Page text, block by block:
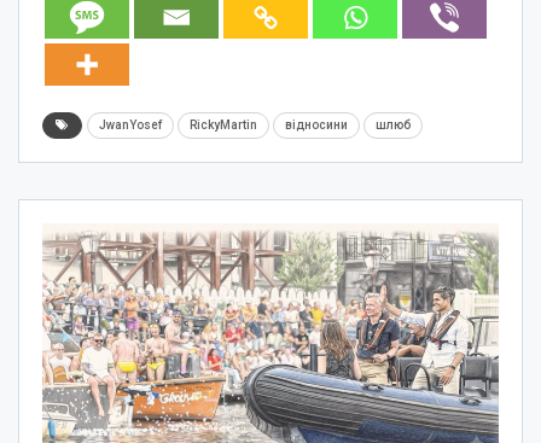
JwanYosef RickyMartin відносини шлюб